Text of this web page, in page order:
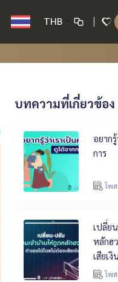
THB
บทความที่เกี่ยวข้อง
อยาก
การ
โพ
เปลี่ย
หลักฮ
เสียเงิน
โพ